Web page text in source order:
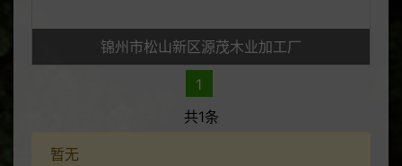
锦州市松山新区源茂木业加工厂
1
共1条
暂无